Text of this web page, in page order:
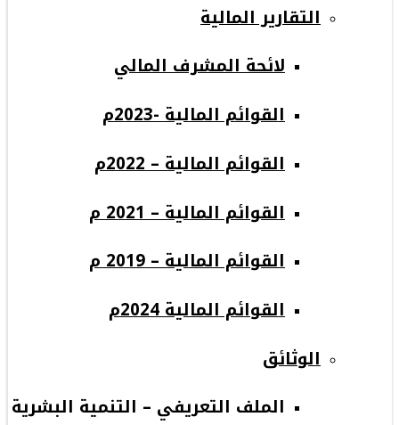
التقارير المالية
لائحة المشرف المالي
القوائم المالية -2023م
القوائم المالية – 2022م
القوائم المالية – 2021 م
القوائم المالية – 2019 م
القوائم المالية 2024م
الوثائق
الملف التعريفي – التنمية البشرية